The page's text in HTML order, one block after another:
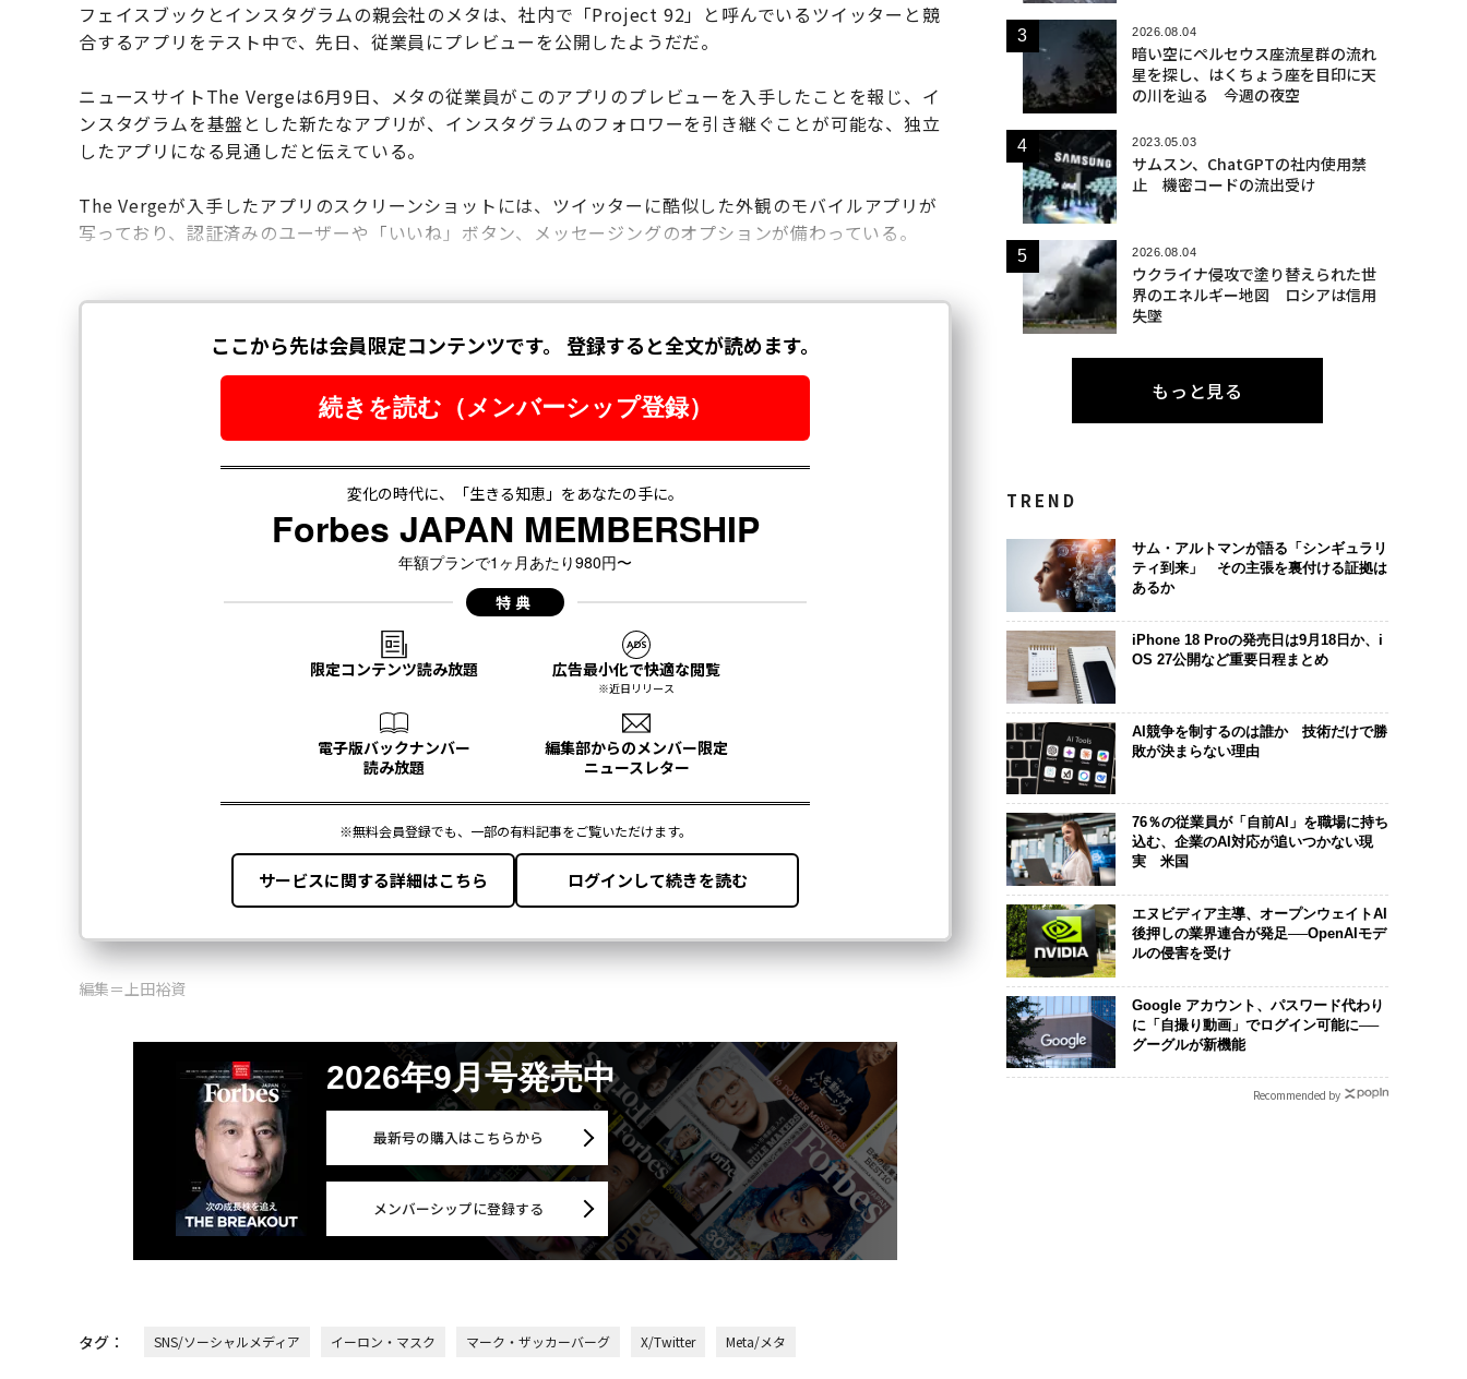
フェイスブックとインスタグラムの親会社のメタは、社内で「Project 92」と呼んでいるツイッターと競
合するアプリをテスト中で、先日、従業員にプレビューを公開したようだだ。
ニュースサイトThe Vergeは6月9日、メタの従業員がこのアプリのプレビューを入手したことを報じ、イ
ンスタグラムを基盤とした新たなアプリが、インスタグラムのフォロワーを引き継ぐことが可能な、独立
したアプリになる見通しだと伝えている。
The Vergeが入手したアプリのスクリーンショットには、ツイッターに酷似した外観のモバイルアプリが
写っており、認証済みのユーザーや「いいね」ボタン、メッセージングのオプションが備わっている。
編集＝上田裕資
2026年9月号発売中
最新号の購入はこちらから
メンバーシップに登録する
タグ： SNS/ソーシャルメディア イーロン・マスク マーク・ザッカーバーグ X/Twitter Meta/メタ
2026.08.04
暗い空にペルセウス座流星群の流れ
星を探し、はくちょう座を目印に天
の川を辿る 今週の夜空
2023.05.03
サムスン、ChatGPTの社内使用禁
止 機密コードの流出受け
2026.08.04
ウクライナ侵攻で塗り替えられた世
界のエネルギー地図 ロシアは信用
失墜
もっと見る
TREND
サム・アルトマンが語る「シンギュラリ
ティ到来」 その主張を裏付ける証拠は
あるか
iPhone 18 Proの発売日は9月18日か、i
OS 27公開など重要日程まとめ
AI競争を制するのは誰か 技術だけで勝
敗が決まらない理由
76％の従業員が「自前AI」を職場に持ち
込む、企業のAI対応が追いつかない現
実 米国
エヌビディア主導、オープンウェイトAI
後押しの業界連合が発足──OpenAIモデ
ルの侵害を受け
Google アカウント、パスワード代わり
に「自撮り動画」でログイン可能に──
グーグルが新機能
Recommended by